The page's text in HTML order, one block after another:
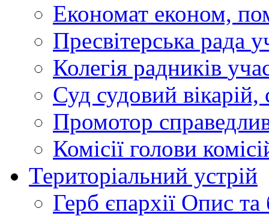
Економат економ,
Пресвітерська рада
Колегія радників
Суд судовий вікарій,
Промотор
Комісії голови
Територіальний устрій
Герб єпархії Опис та